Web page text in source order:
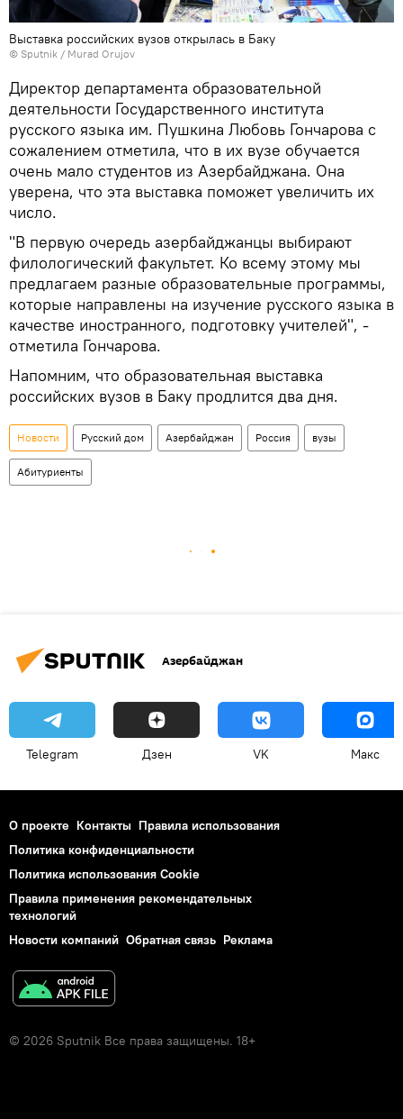
Выставка российских вузов открылась в Баку
© Sputnik / Murad Orujov
Директор департамента образовательной
деятельности Государственного института
русского языка им. Пушкина Любовь Гончарова с
сожалением отметила, что в их вузе обучается
очень мало студентов из Азербайджана. Она
уверена, что эта выставка поможет увеличить их
число.
"В первую очередь азербайджанцы выбирают
филологический факультет. Ко всему этому мы
предлагаем разные образовательные программы,
которые направлены на изучение русского языка в
качестве иностранного, подготовку учителей", -
отметила Гончарова.
Напомним, что образовательная выставка
российских вузов в Баку продлится два дня.
Новости Русский дом Азербайджан Россия вузы
Абитуриенты
Азербайджан
Telegram Дзен VK Макс
О проекте Контакты Правила использования
Политика конфиденциальности
Политика использования Cookie
Правила применения рекомендательных
технологий
Новости компаний Обратная связь Реклама
© 2026 Sputnik Все права защищены. 18+